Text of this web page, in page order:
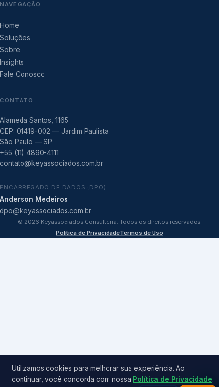
NAVEGAÇÃO
Home
Soluções
Sobre
Insights
Fale Conosco
CONTATO
Alameda Santos, 1165
CEP: 01419-002 — Jardim Paulista
São Paulo — SP
+55 (11) 4890-4111
contato@keyassociados.com.br
ENCARREGADO DE DADOS (DPO)
Anderson Medeiros
dpo@keyassociados.com.br
© 2026 Keyassociados Consultoria. Todos os direitos reservados.
Política de PrivacidadeTermos de Uso
Utilizamos cookies para melhorar sua experiência. Ao
continuar, você concorda com nossa Política de Privacidade.